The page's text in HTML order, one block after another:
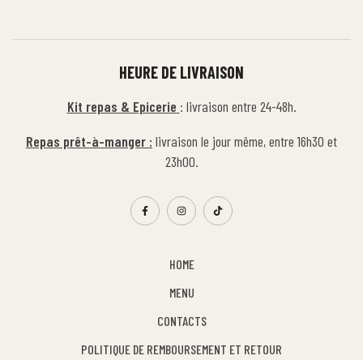
HOME
MENU
CONTACTS
POLITIQUE DE REMBOURSEMENT ET RETOUR
HEURE DE LIVRAISON
Kit repas & Epicerie : livraison entre 24-48h.
Repas prêt-à-manger : livraison le jour même, entre 16h30 et
23h00.